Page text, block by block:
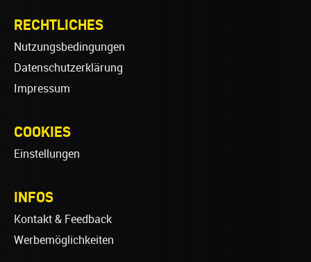
RECHTLICHES
Nutzungsbedingungen
Datenschutzerklärung
Impressum
COOKIES
Einstellungen
INFOS
Kontakt & Feedback
Werbemöglichkeiten